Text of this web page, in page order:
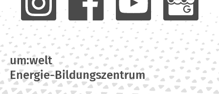
um:welt
Energie-Bildungszentrum